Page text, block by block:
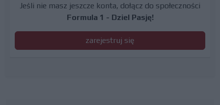
Jeśli nie masz jeszcze konta, dołącz do społeczności
Formula 1 - Dziel Pasję!
zarejestruj się